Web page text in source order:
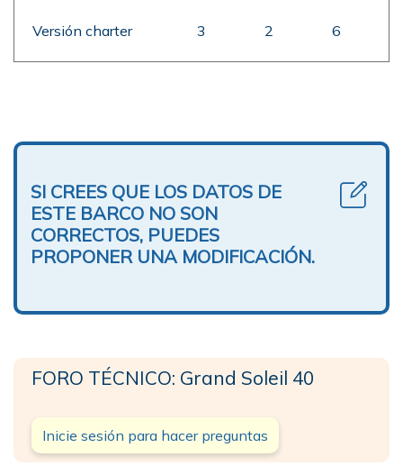
Versión charter 3 2 6
SI CREES QUE LOS DATOS DE
ESTE BARCO NO SON
CORRECTOS, PUEDES
PROPONER UNA MODIFICACIÓN.
FORO TÉCNICO: Grand Soleil 40
Inicie sesión para hacer preguntas